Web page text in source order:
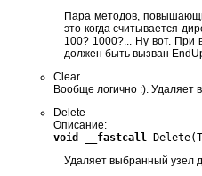
Пара методов,
это когда считывается
100? 1000?... Ну вот. При
должен быть вызван
Clear
Вообще логично :). Удаляет
Delete
Описание:
void __fastcall
Удаляет выбранный узел